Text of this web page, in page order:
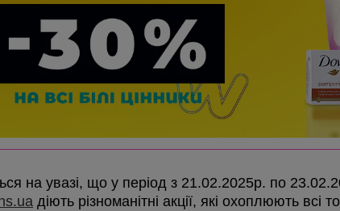
на увазі, що у період з 21.02.2025р. по
діють різноманітні акції, які охоплюють всі